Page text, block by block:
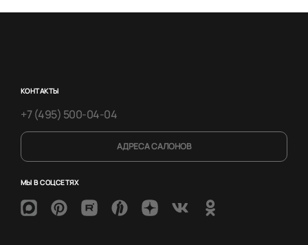
КОНТАКТЫ
+7 (495) 500-04-04
АДРЕСА САЛОНОВ
МЫ В СОЦСЕТЯХ